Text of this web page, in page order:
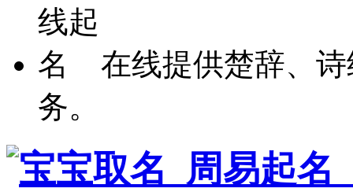
在线提供楚辞、
务。